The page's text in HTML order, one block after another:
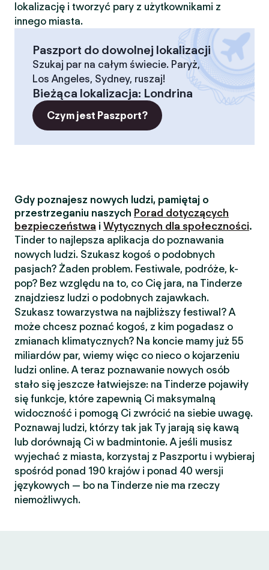
lokalizację i tworzyć pary z użytkownikami z
innego miasta.
Paszport do dowolnej lokalizacji
Szukaj par na całym świecie. Paryż,
Los Angeles, Sydney, ruszaj!
Bieżąca lokalizacja: Londrina
Czym jest Paszport?
Gdy poznajesz nowych ludzi, pamiętaj o
przestrzeganiu naszych Porad dotyczących
bezpieczeństwa i Wytycznych dla społeczności.
Tinder to najlepsza aplikacja do poznawania
nowych ludzi. Szukasz kogoś o podobnych
pasjach? Żaden problem. Festiwale, podróże, k-
pop? Bez względu na to, co Cię jara, na Tinderze
znajdziesz ludzi o podobnych zajawkach.
Szukasz towarzystwa na najbliższy festiwal? A
może chcesz poznać kogoś, z kim pogadasz o
zmianach klimatycznych? Na koncie mamy już 55
miliardów par, wiemy więc co nieco o kojarzeniu
ludzi online. A teraz poznawanie nowych osób
stało się jeszcze łatwiejsze: na Tinderze pojawiły
się funkcje, które zapewnią Ci maksymalną
widoczność i pomogą Ci zwrócić na siebie uwagę.
Poznawaj ludzi, którzy tak jak Ty jarają się kawą
lub dorównają Ci w badmintonie. A jeśli musisz
wyjechać z miasta, korzystaj z Paszportu i wybieraj
spośród ponad 190 krajów i ponad 40 wersji
językowych — bo na Tinderze nie ma rzeczy
niemożliwych.